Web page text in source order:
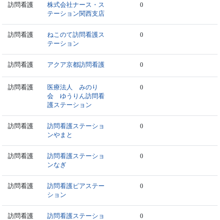
訪問看護
株式会社ナース・ス
テーション関西支店
0
訪問看護
ねこのて訪問看護ス
テーション
0
訪問看護 アクア京都訪問看護 0
訪問看護
医療法人 みのり
会 ゆうりん訪問看
護ステーション
0
訪問看護
訪問看護ステーショ
ンやまと
0
訪問看護
訪問看護ステーショ
ンなぎ
0
訪問看護
訪問看護ピアステー
ション
0
訪問看護
訪問看護ステーショ
0